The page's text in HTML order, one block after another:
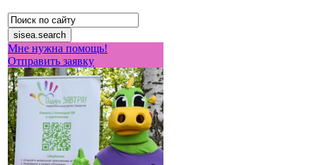
Мне нужна помощь!
Отправить заявку